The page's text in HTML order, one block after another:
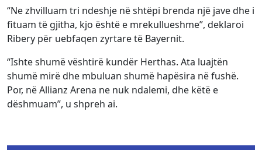
“Ne zhvilluam tri ndeshje në shtëpi brenda një jave dhe i
fituam të gjitha, kjo është e mrekullueshme”, deklaroi
Ribery për uebfaqen zyrtare të Bayernit.
“Ishte shumë vështirë kundër Herthas. Ata luajtën
shumë mirë dhe mbuluan shumë hapësira në fushë.
Por, në Allianz Arena ne nuk ndalemi, dhe këtë e
dëshmuam”, u shpreh ai.